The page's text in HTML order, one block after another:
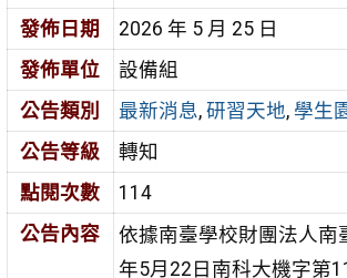
發佈日期
2026 年 5 月 25 日
發佈單位
設備組
公告類別
最新消息, 研習天地, 學生
公告等級
轉知
點閱次數
114
公告內容
依據南臺學校財團法人南
年5月22日南科大機字第